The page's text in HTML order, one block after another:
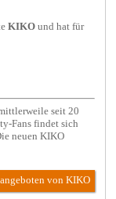
KIKO und hat für
seit 20
Fans findet sich
neuen KIKO
von KIKO